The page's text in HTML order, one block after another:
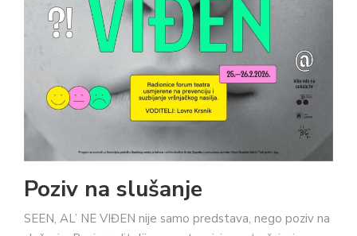
Poziv na slušanje
SEEN, AL’ NE VIĐEN nije samo predstava, nego poziv na